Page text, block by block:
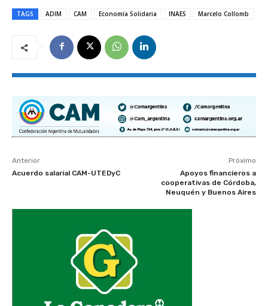
TAGS ADIM CAM Economía Solidaria INAES Marcelo Collomb
Anterior
Acuerdo salarial CAM-UTEDyC
Próximo
Apoyos financieros a
cooperativas de Córdoba,
Neuquén y Buenos Aires